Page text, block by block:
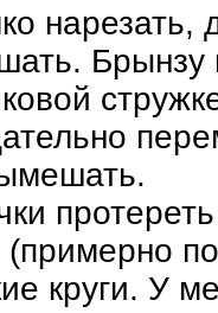
нарезать,
Брынзу
(примерно
круги. У